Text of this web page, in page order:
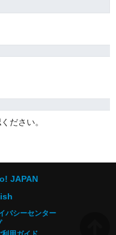
ださい。
JAPAN
バシーセンター